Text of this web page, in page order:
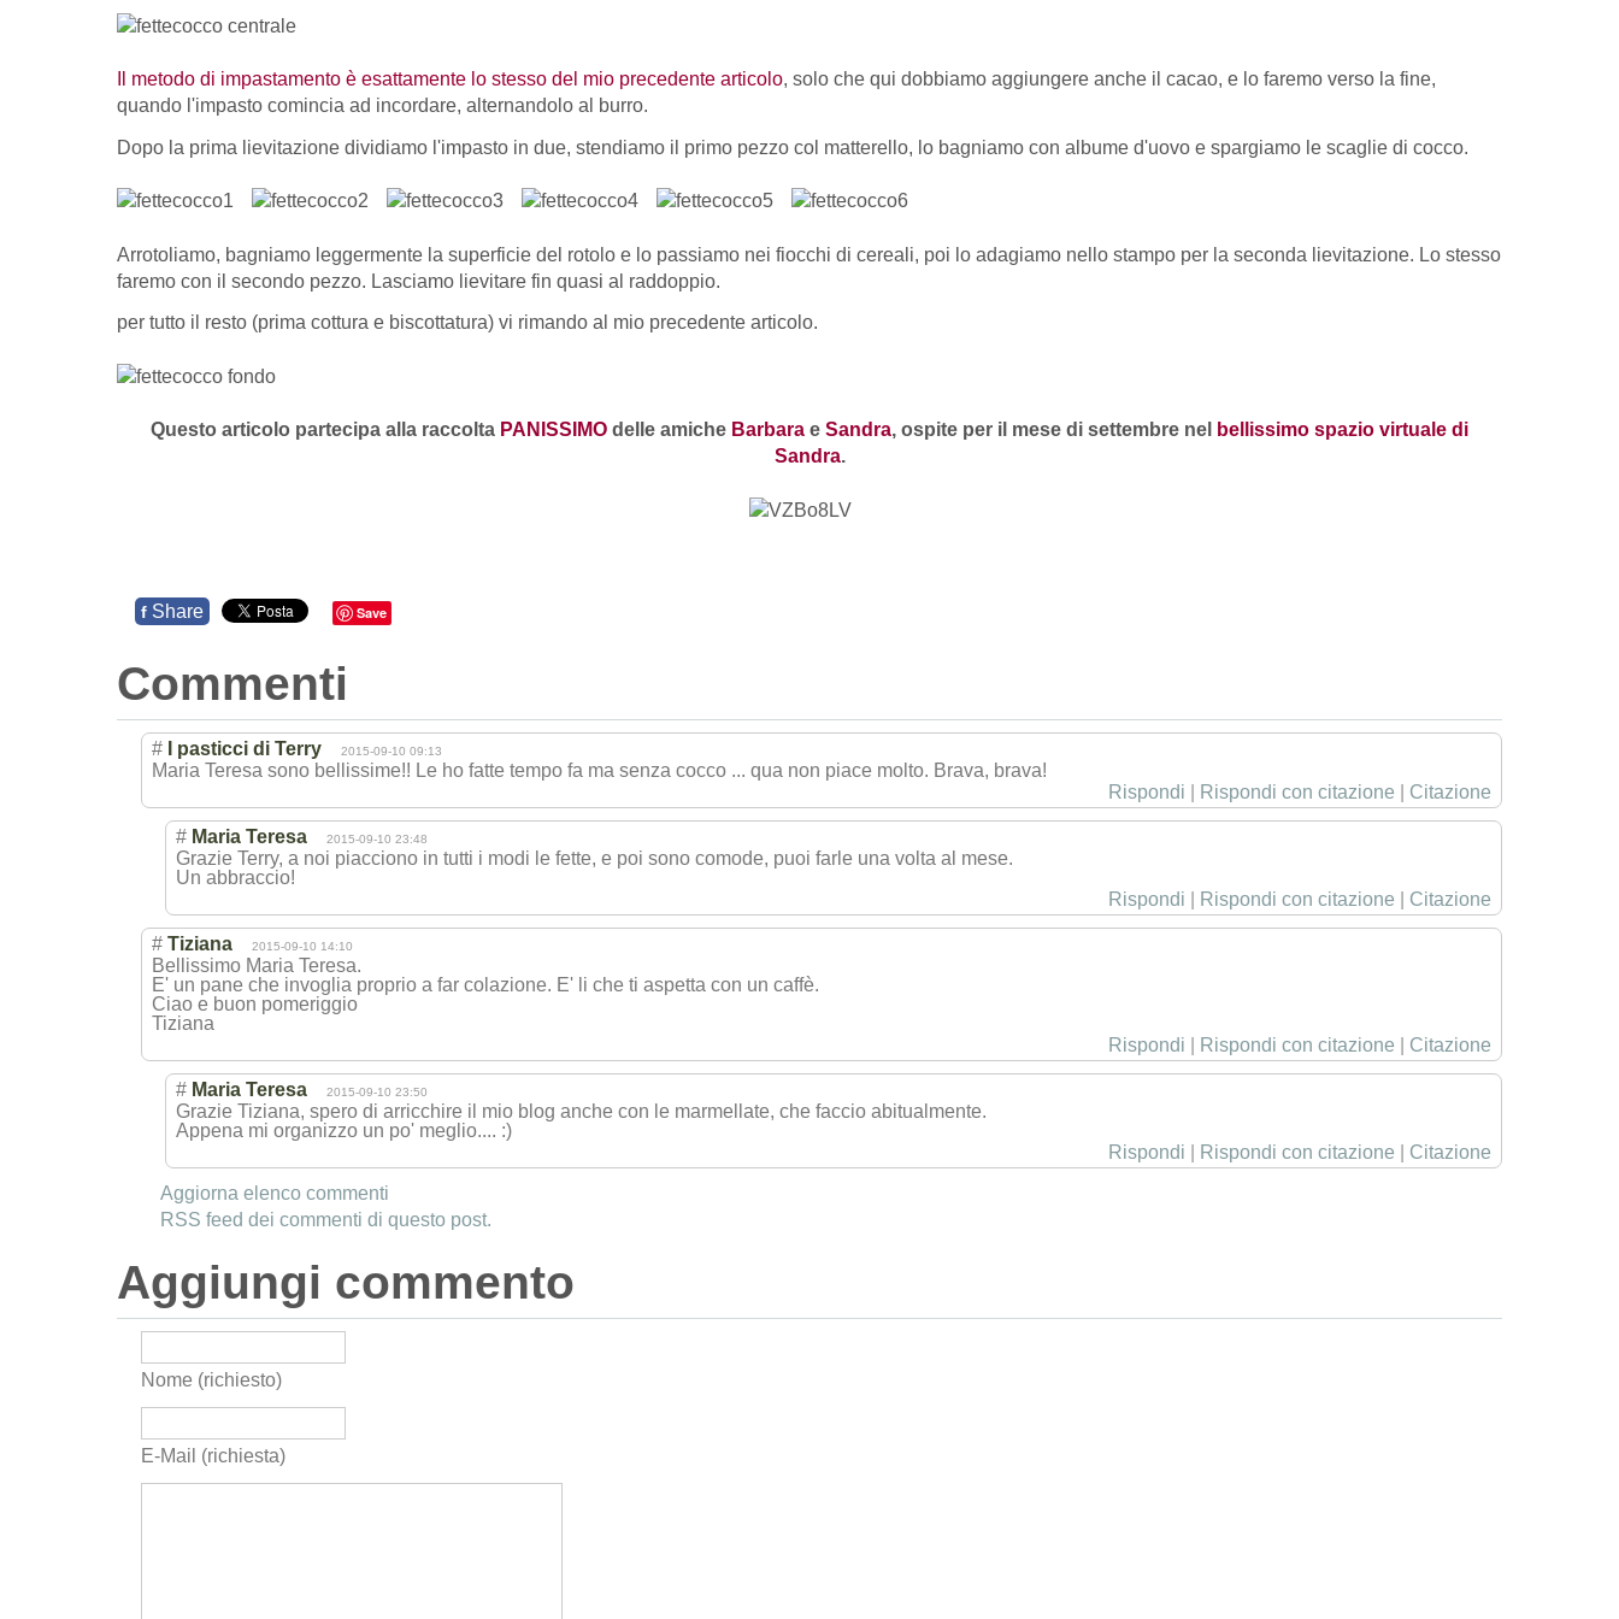
Il metodo di impastamento è esattamente lo stesso del mio precedente articolo, solo che qui dobbiamo aggiungere anche il cacao, e lo faremo verso la fine,
quando l'impasto comincia ad incordare, alternandolo al burro.
Dopo la prima lievitazione dividiamo l'impasto in due, stendiamo il primo pezzo col matterello, lo bagniamo con albume d'uovo e spargiamo le scaglie di cocco.
Arrotoliamo, bagniamo leggermente la superficie del rotolo e lo passiamo nei fiocchi di cereali, poi lo adagiamo nello stampo per la seconda lievitazione. Lo stesso
faremo con il secondo pezzo. Lasciamo lievitare fin quasi al raddoppio.
per tutto il resto (prima cottura e biscottatura) vi rimando al mio precedente articolo.
Questo articolo partecipa alla raccolta PANISSIMO delle amiche Barbara e Sandra, ospite per il mese di settembre nel
bellissimo spazio virtuale di
Sandra.
f Share Save
Commenti
# I pasticci di Terry 2015-09-10 09:13
Maria Teresa sono bellissime!! Le ho fatte tempo fa ma senza cocco ... qua non piace molto. Brava, brava!
Rispondi
Rispondi con citazione Citazione
# Maria Teresa 2015-09-10 23:48
Grazie Terry, a noi piacciono in tutti i modi le fette, e poi sono comode, puoi farle una volta al mese.
Un abbraccio!
Rispondi
Rispondi con citazione Citazione
# Tiziana 2015-09-10 14:10
Bellissimo Maria Teresa.
E' un pane che invoglia proprio a far colazione. E' li che ti aspetta con un caffè.
Ciao e buon pomeriggio
Tiziana
Rispondi
Rispondi con citazione Citazione
# Maria Teresa 2015-09-10 23:50
Grazie Tiziana, spero di arricchire il mio blog anche con le marmellate, che faccio abitualmente.
Appena mi organizzo un po' meglio.... :)
Rispondi
Rispondi con citazione
Citazione
Aggiorna elenco commenti
RSS feed dei commenti di questo post.
Aggiungi commento
Nome (richiesto)
E-Mail (richiesta)